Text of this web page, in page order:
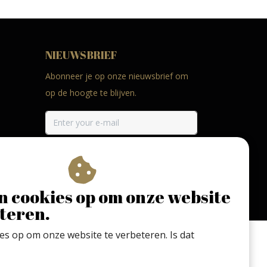
NIEUWSBRIEF
Abonneer je op onze nieuwsbrief om
op de hoogte te blijven.
ABONNEER
mate. Geen 18 geen alcohol
cookies op om onze website
op om onze website te verbeteren. Is dat